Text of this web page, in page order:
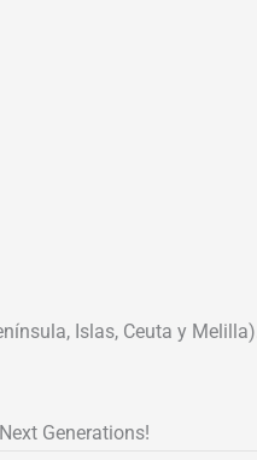
Islas, Ceuta y
Generations!